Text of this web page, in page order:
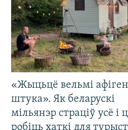
«Жыцьцё вельмі
штука». Як беларускі
мільянэр страціў усё і
робіць хаткі для